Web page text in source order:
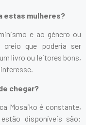
estas mulheres?
e ao género ou
que poderia ser
livro ou leitores bons,
chegar?
Mosaiko é constante,
disponíveis são: